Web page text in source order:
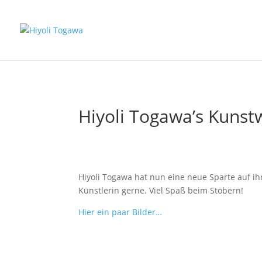
Hiyoli Togawa’s
Hiyoli Togawa hat nun eine neue Sparte auf
Künstlerin gerne. Viel Spaß beim Stöbern!
Hier ein paar Bilder…